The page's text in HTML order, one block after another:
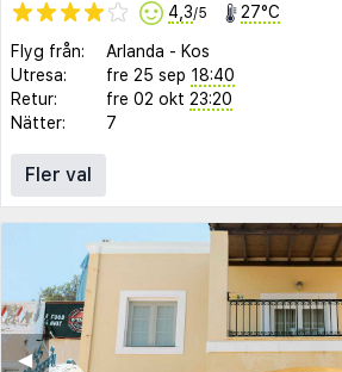
4,3/5 27°C
Flyg från: Arlanda - Kos
Utresa:
fre 25 sep 18:40
Retur:
fre 02 okt 23:20
Nätter:
7
Fler val
◀︎